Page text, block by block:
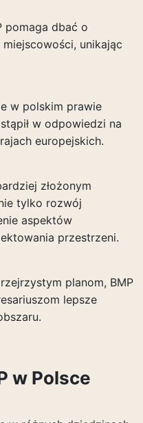
pomaga dbać o
unikając
w polskim prawie
w odpowiedzi na
europejskich.
złożonym
tylko rozwój
aspektów
przestrzeni.
planom, BMP
lepsze
w Polsce